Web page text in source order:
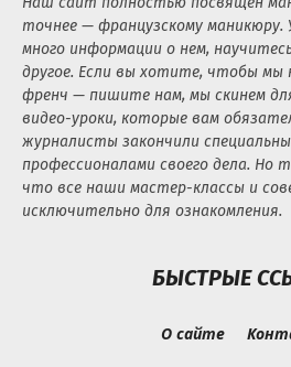
точнее — французскому маникюру.
много информации о нем,
другое. Если вы хотите, чтобы мы
френч — пишите нам, мы скинем
видео-уроки, которые вам
журналисты закончили
профессионалами своего дела. Но
что все наши мастер-классы и
исключительно для ознакомления.
БЫСТРЫЕ
О сайте